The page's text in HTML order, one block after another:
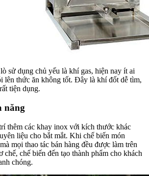
sử dụng chủ yếu là khí gas, hiện nay ít ai
lên thức ăn không tốt. Đây là khí đốt dễ tìm,
tiện dụng.
năng
thêm các khay inox với kích thước khác
liệu cho bắt mắt. Khi chế biến món
mọi thao tác bán hàng đều được làm trên
chế, chế biến đến tạo thành phẩm cho khách
chóng.